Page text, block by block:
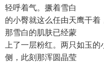
轻呼着气。撅着雪白
的小臀就这么任由天鹰干着
那雪白的肌肤已经蒙
上了一层粉红。两只如玉
侧，此刻那浑圆晶莹